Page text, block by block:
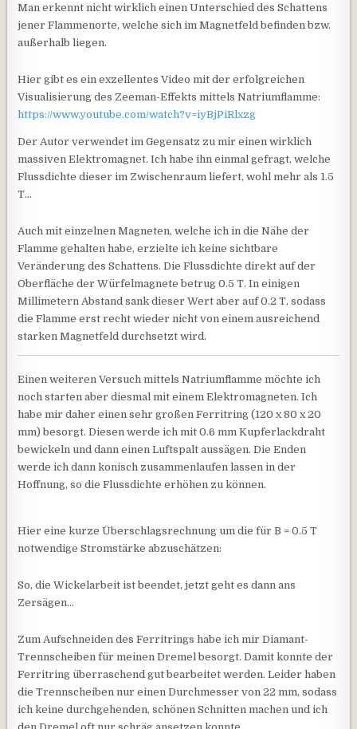
Man erkennt nicht wirklich einen Unterschied des Schattens
jener Flammenorte, welche sich im Magnetfeld befinden bzw.
außerhalb liegen.
Hier gibt es ein exzellentes Video mit der erfolgreichen
Visualisierung des Zeeman-Effekts mittels Natriumflamme:
https://www.youtube.com/watch?v=iyBjPiRlxzg
Der Autor verwendet im Gegensatz zu mir einen wirklich
massiven Elektromagnet. Ich habe ihn einmal gefragt, welche
Flussdichte dieser im Zwischenraum liefert, wohl mehr als 1.5
T…
Auch mit einzelnen Magneten, welche ich in die Nähe der
Flamme gehalten habe, erzielte ich keine sichtbare
Veränderung des Schattens. Die Flussdichte direkt auf der
Oberfläche der Würfelmagnete betrug 0.5 T. In einigen
Millimetern Abstand sank dieser Wert aber auf 0.2 T, sodass
die Flamme erst recht wieder nicht von einem ausreichend
starken Magnetfeld durchsetzt wird.
Einen weiteren Versuch mittels Natriumflamme möchte ich
noch starten aber diesmal mit einem Elektromagneten. Ich
habe mir daher einen sehr großen Ferritring (120 x 80 x 20
mm) besorgt. Diesen werde ich mit 0.6 mm Kupferlackdraht
bewickeln und dann einen Luftspalt aussägen. Die Enden
werde ich dann konisch zusammenlaufen lassen in der
Hoffnung, so die Flussdichte erhöhen zu können.
Hier eine kurze Überschlagsrechnung um die für B = 0.5 T
notwendige Stromstärke abzuschätzen:
So, die Wickelarbeit ist beendet, jetzt geht es dann ans
Zersägen…
Zum Aufschneiden des Ferritrings habe ich mir Diamant-
Trennscheiben für meinen Dremel besorgt. Damit konnte der
Ferritring überraschend gut bearbeitet werden. Leider haben
die Trennscheiben nur einen Durchmesser von 22 mm, sodass
ich keine durchgehenden, schönen Schnitten machen und ich